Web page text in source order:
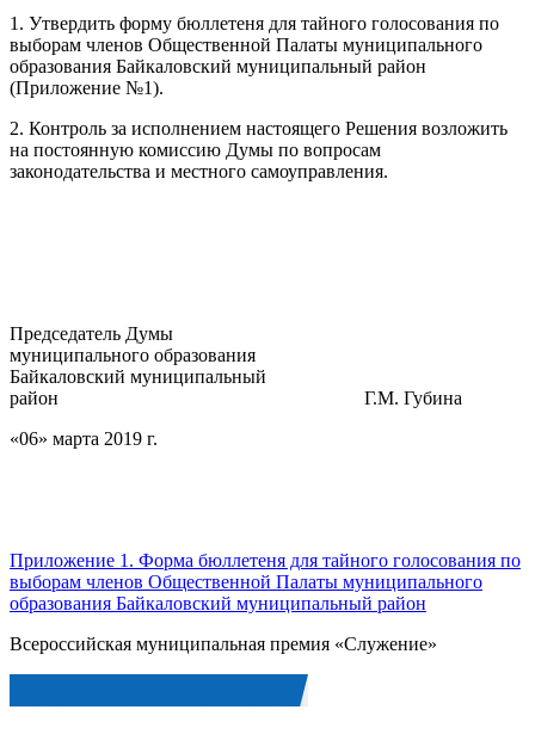
1. Утвердить форму бюллетеня для тайного голосования по
выборам членов Общественной Палаты муниципального
образования Байкаловский муниципальный район
(Приложение №1).
2. Контроль за исполнением настоящего Решения возложить
на постоянную комиссию Думы по вопросам
законодательства и местного самоуправления.
Председатель Думы
муниципального образования
Байкаловский муниципальный
район Г.М. Губина
«06» марта 2019 г.
Приложение 1. Форма бюллетеня для тайного голосования по
выборам членов Общественной Палаты муниципального
образования Байкаловский муниципальный район
Всероссийская муниципальная премия «Служение»